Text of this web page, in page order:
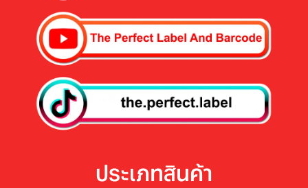
ประเภทสินค้า